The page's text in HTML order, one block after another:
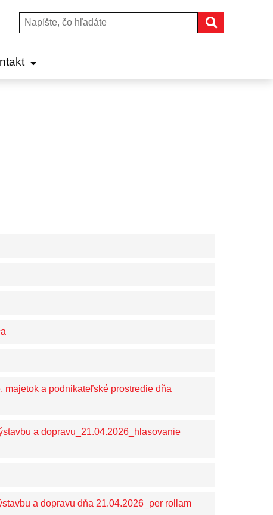
Hľadať:
majetok a podnikateľské prostredie dňa
a dopravu_21.04.2026_hlasovanie
a dopravu dňa 21.04.2026_per rollam